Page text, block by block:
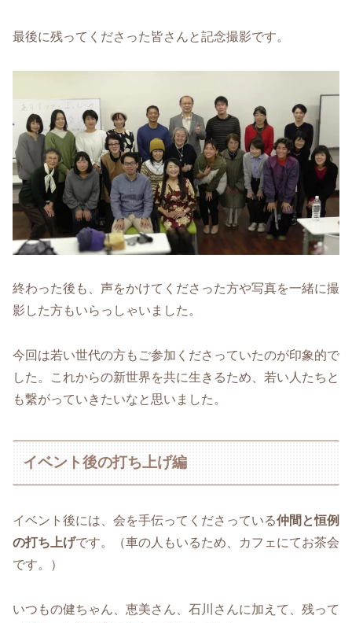
最後に残ってくださった皆さんと記念撮影です。
終わった後も、声をかけてくださった方や写真を一緒に撮
影した方もいらっしゃいました。
今回は若い世代の方もご参加くださっていたのが印象的で
した。これからの新世界を共に生きるため、若い人たちと
も繋がっていきたいなと思いました。
イベント後の打ち上げ編
イベント後には、会を手伝ってくださっている仲間と恒例
の打ち上げです。（車の人もいるため、カフェにてお茶会
です。）
いつもの健ちゃん、恵美さん、石川さんに加えて、残って